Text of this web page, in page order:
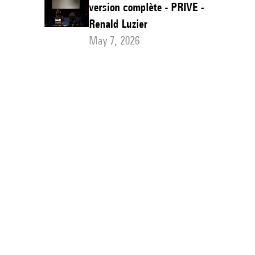
version complète - PRIVE -
Renald Luzier
May 7, 2026